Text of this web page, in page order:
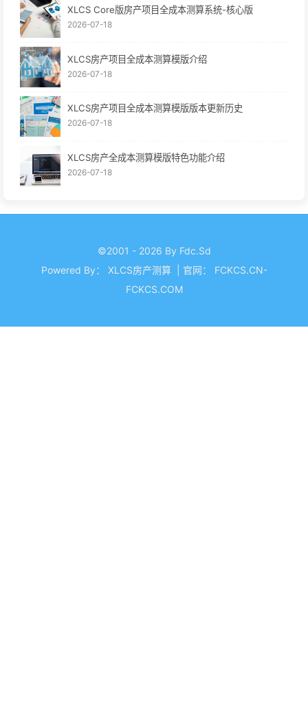
XLCS Core版房产项目全成本测算系统-核心版
2026-07-18
XLCS房产项目全成本测算模版介绍
2026-07-18
XLCS房产项目全成本测算模版版本更新历史
2026-07-18
XLCS房产全成本测算模版特色功能介绍
2026-07-18
©2001 - 2026 By Fdc.Sd
Powered By： XLCS房产测算 官网： FCKCS.CN-
FCKCS.COM